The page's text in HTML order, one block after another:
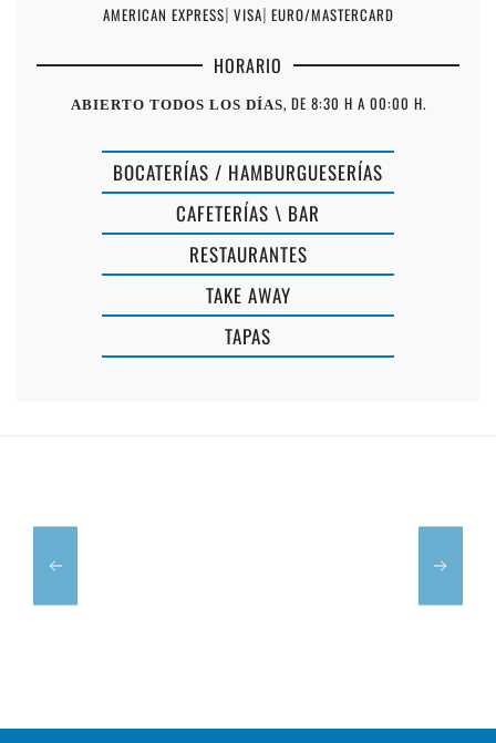
AMERICAN EXPRESS| VISA| EURO/MASTERCARD
HORARIO
ABIERTO TODOS LOS DÍAS, DE 8:30 H A 00:00 H.
BOCATERÍAS / HAMBURGUESERÍAS
CAFETERÍAS \ BAR
RESTAURANTES
TAKE AWAY
TAPAS